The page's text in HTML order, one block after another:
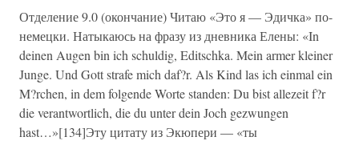
Отделение 9.0 (окончание) Читаю «Это я — Эдичка» по-
немецки. Натыкаюсь на фразу из дневника Елены: «In
deinen Augen bin ich schuldig, Editschka. Mein armer kleiner
Junge. Und Gott strafe mich daf?r. Als Kind las ich einmal ein
M?rchen, in dem folgende Worte standen: Du bist allezeit f?r
die verantwortlich, die du unter dein Joch gezwungen
hast…»[134]Эту цитату из Экюпери — «ты